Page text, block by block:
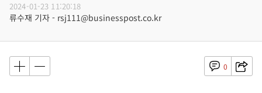
2024-01-23 11:20:18
류수재 기자 - rsj111@businesspost.co.kr
0